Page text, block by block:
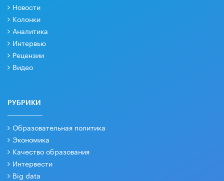
Новости
Колонки
Аналитика
Интервью
Рецензии
Видео
РУБРИКИ
Образовательная политика
Экономика
Качество образования
Интервести
Big data